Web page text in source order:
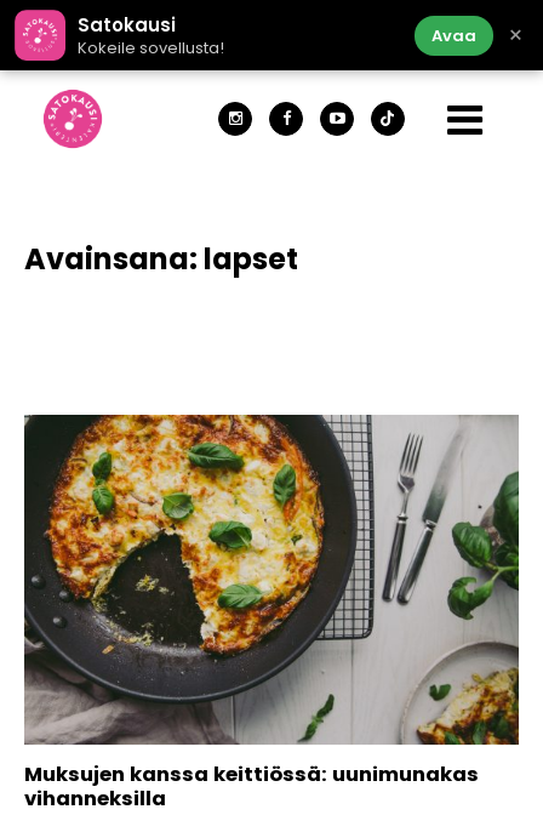
Satokausi
Kokeile sovellusta!
Avaa ×
Avainsana: lapset
Muksujen kanssa keittiössä: uunimunakas
vihanneksilla